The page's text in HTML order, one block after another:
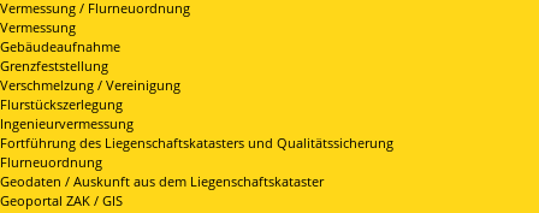
Vermessung / Flurneuordnung
Vermessung
Gebäudeaufnahme
Grenzfeststellung
Verschmelzung / Vereinigung
Flurstückszerlegung
Ingenieurvermessung
Fortführung des Liegenschaftskatasters und Qualitätssicherung
Flurneuordnung
Geodaten / Auskunft aus dem Liegenschaftskataster
Geoportal ZAK / GIS